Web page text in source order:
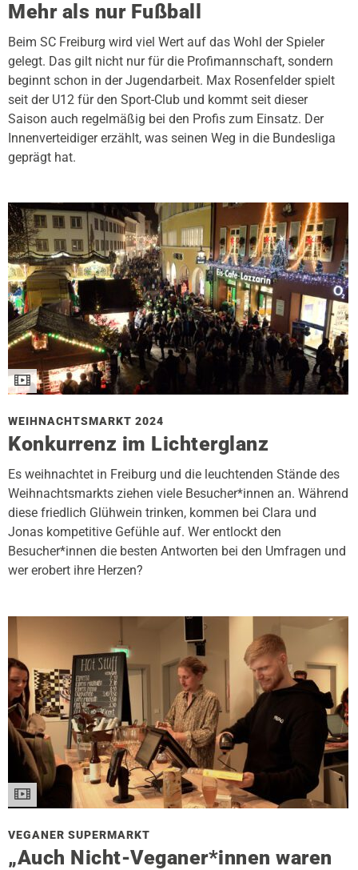
Mehr als nur Fußball
Beim SC Freiburg wird viel Wert auf das Wohl der Spieler
gelegt. Das gilt nicht nur für die Profimannschaft, sondern
beginnt schon in der Jugendarbeit. Max Rosenfelder spielt
seit der U12 für den Sport-Club und kommt seit dieser
Saison auch regelmäßig bei den Profis zum Einsatz. Der
Innenverteidiger erzählt, was seinen Weg in die Bundesliga
geprägt hat.
WEIHNACHTSMARKT 2024
Konkurrenz im Lichterglanz
Es weihnachtet in Freiburg und die leuchtenden Stände des
Weihnachtsmarkts ziehen viele Besucher*innen an. Während
diese friedlich Glühwein trinken, kommen bei Clara und
Jonas kompetitive Gefühle auf. Wer entlockt den
Besucher*innen die besten Antworten bei den Umfragen und
wer erobert ihre Herzen?
VEGANER SUPERMARKT
„Auch Nicht-Veganer*innen waren